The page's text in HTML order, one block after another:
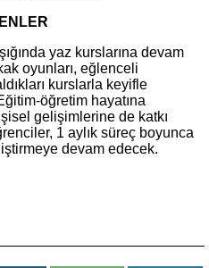
yaz kurslarına devam
oyunları, eğlenceli
kurslarla keyifle
öğretim hayatına
gelişimlerine de katkı
1 aylık süreç boyunca
devam edecek.